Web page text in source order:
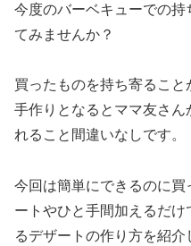
今度のバーベキューでの
てみませんか？
買ったものを持ち寄ること
手作りとなるとママ友さ
れること間違いなしです。
今回は簡単にできるのに
ートやひと手間加えるだ
るデザートの作り方を紹介